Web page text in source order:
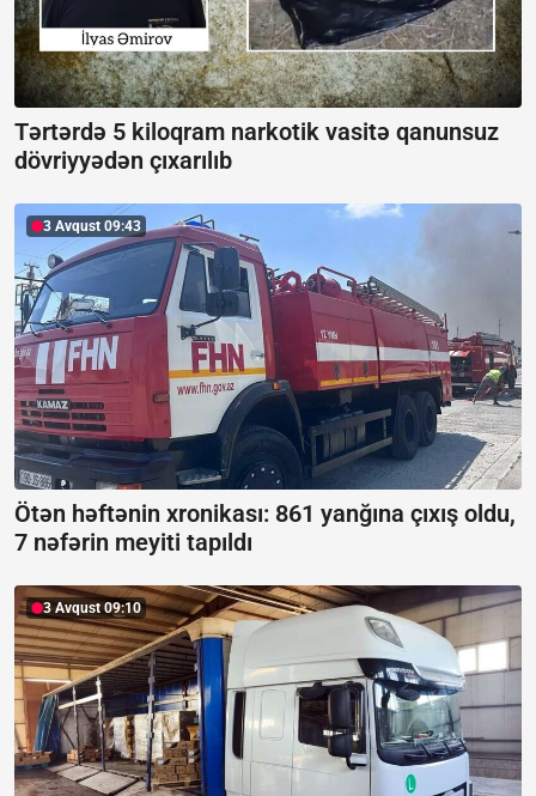
Tərtərdə 5 kiloqram narkotik vasitə qanunsuz
dövriyyədən çıxarılıb
3 Avqust 09:43
Ötən həftənin xronikası: 861 yanğına çıxış oldu,
7 nəfərin meyiti tapıldı
3 Avqust 09:10